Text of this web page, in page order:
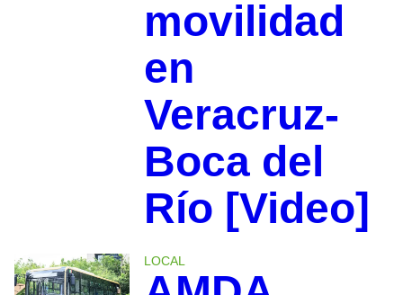
movilidad
en
Veracruz-
Boca del
Río [Video]
LOCAL